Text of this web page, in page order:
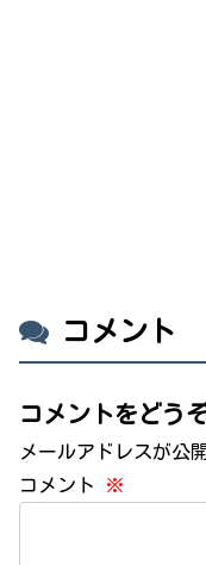
コメント
コメントをどう
メールアドレスが公
コメント
※